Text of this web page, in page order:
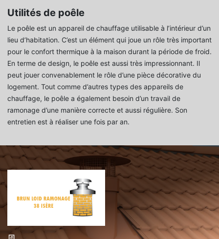
Utilités de poêle
Le poêle est un appareil de chauffage utilisable à l’intérieur d’un
lieu d’habitation. C’est un élément qui joue un rôle très important
pour le confort thermique à la maison durant la période de froid.
En terme de design, le poêle est aussi très impressionnant. Il
peut jouer convenablement le rôle d’une pièce décorative du
logement. Tout comme d’autres types des appareils de
chauffage, le poêle a également besoin d’un travail de
ramonage d’une manière correcte et aussi régulière. Son
entretien est à réaliser une fois par an.